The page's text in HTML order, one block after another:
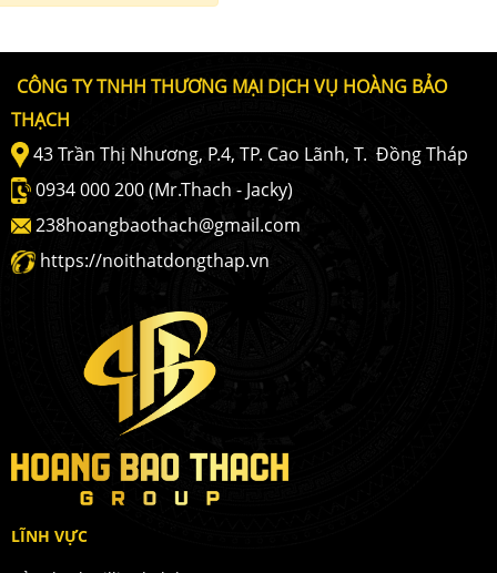
CÔNG TY TNHH THƯƠNG MẠI DỊCH VỤ HOÀNG BẢO
THẠCH
43 Trần Thị Nhương, P.4, TP. Cao Lãnh, T. Ðồng Tháp
0934 000 200 (Mr.Thach - Jacky)
238hoangbaothach@gmail.com
https://noithatdongthap.vn
LĨNH VỰC